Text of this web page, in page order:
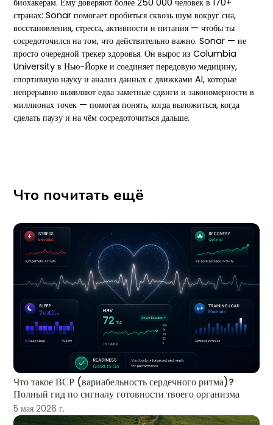
странах: Sonar помогает пробиться сквозь шум вокруг сна,
восстановления, стресса, активности и питания — чтобы ты
сосредоточился на том, что действительно важно. Sonar — не
просто очередной трекер здоровья. Он вырос из Columbia
University в Нью-Йорке и соединяет передовую медицину,
спортивную науку и анализ данных с движками AI, которые
непрерывно выявляют едва заметные сдвиги и закономерности в
миллионах точек — помогая понять, когда выложиться, когда
сделать паузу и на чём сосредоточиться дальше.
Что почитать ещё
Что такое ВСР (вариабельность сердечного ритма)?
Полный гид по сигналу готовности твоего организма
5 мая 2026 г.